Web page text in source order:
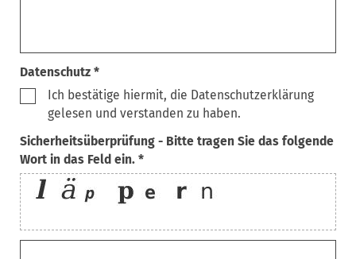
Datenschutz *
Ich bestätige hiermit, die Datenschutzerklärung
gelesen und verstanden zu haben.
Sicherheitsüberprüfung - Bitte tragen Sie das folgende
Wort in das Feld ein. *